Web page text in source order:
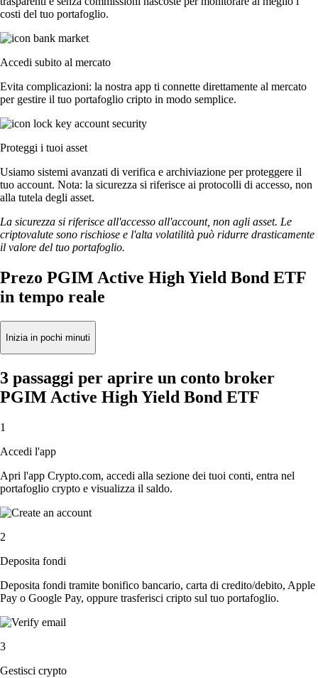
costi del tuo portafoglio.
Accedi subito al mercato
Evita complicazioni: la nostra app ti connette direttamente al mercato
per gestire il tuo portafoglio cripto in modo semplice.
Proteggi i tuoi asset
Usiamo sistemi avanzati di verifica e archiviazione per proteggere il
tuo account. Nota: la sicurezza si riferisce ai protocolli di accesso, non
alla tutela degli asset.
La sicurezza si riferisce all'accesso all'account, non agli asset. Le
criptovalute sono rischiose e l'alta volatilità può ridurre drasticamente
il valore del tuo portafoglio.
Prezo PGIM Active High Yield Bond ETF
in tempo reale
Inizia in pochi minuti
3 passaggi per aprire un conto broker
PGIM Active High Yield Bond ETF
1
Accedi l'app
Apri l'app Crypto.com, accedi alla sezione dei tuoi conti, entra nel
portafoglio crypto e visualizza il saldo.
2
Deposita fondi
Deposita fondi tramite bonifico bancario, carta di credito/debito, Apple
Pay o Google Pay, oppure trasferisci cripto sul tuo portafoglio.
3
Gestisci crypto